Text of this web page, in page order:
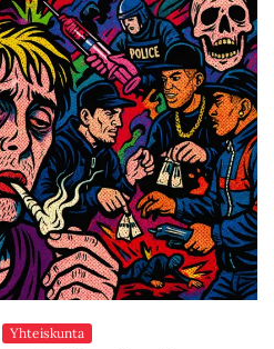
Yhteiskunta